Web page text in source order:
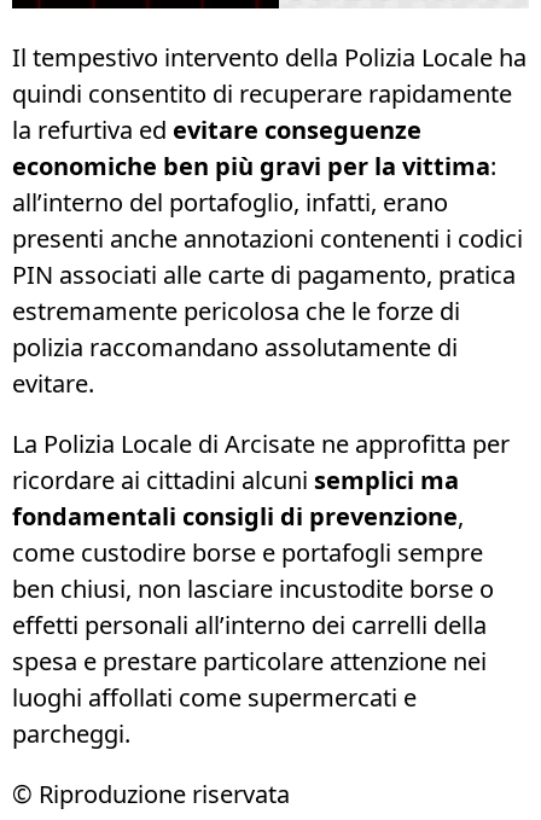
Il tempestivo intervento della Polizia Locale ha
quindi consentito di recuperare rapidamente
la refurtiva ed evitare conseguenze
economiche ben più gravi per la vittima:
all’interno del portafoglio, infatti, erano
presenti anche annotazioni contenenti i codici
PIN associati alle carte di pagamento, pratica
estremamente pericolosa che le forze di
polizia raccomandano assolutamente di
evitare.
La Polizia Locale di Arcisate ne approfitta per
ricordare ai cittadini alcuni semplici ma
fondamentali consigli di prevenzione,
come custodire borse e portafogli sempre
ben chiusi, non lasciare incustodite borse o
effetti personali all’interno dei carrelli della
spesa e prestare particolare attenzione nei
luoghi affollati come supermercati e
parcheggi.
© Riproduzione riservata